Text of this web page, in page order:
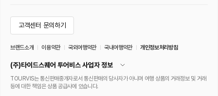
고객센터 문의하기
브랜드소개 이용약관 국외여행약관 국내여행약관 개인정보처리방침
(주)타이드스퀘어 투어비스 사업자 정보
TOURVIS는 통신판매중개자로서 통신판매의 당사자가 아니며 여행 상품의 거래정보 및 거래
등에 대한 책임은 상품 공급사에 있습니다.